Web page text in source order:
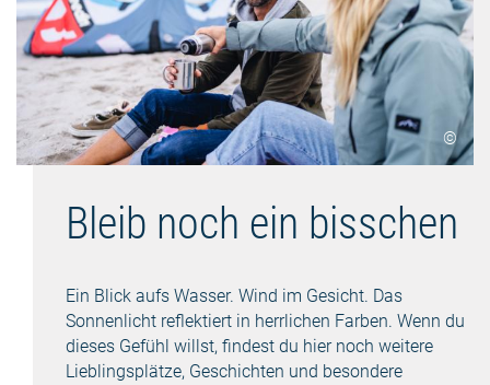
©
Bleib noch ein bisschen
Ein Blick aufs Wasser. Wind im Gesicht. Das
Sonnenlicht reflektiert in herrlichen Farben. Wenn du
dieses Gefühl willst, findest du hier noch weitere
Lieblingsplätze, Geschichten und besondere